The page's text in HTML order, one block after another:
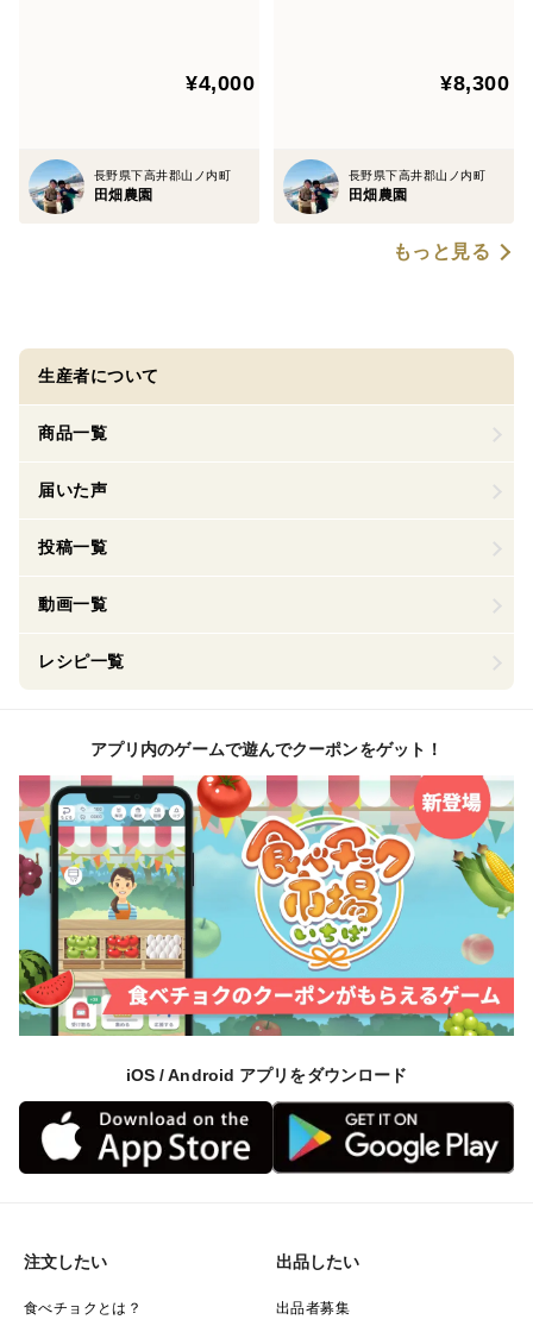
¥4,000
長野県下高井郡山ノ内町
田畑農園
¥8,300
長野県下高井郡山ノ内町
田畑農園
もっと見る
生産者について
商品一覧
届いた声
投稿一覧
動画一覧
レシピ一覧
アプリ内のゲームで遊んでクーポンをゲット！
iOS / Android アプリをダウンロード
注文したい
食べチョクとは？
出品したい
出品者募集